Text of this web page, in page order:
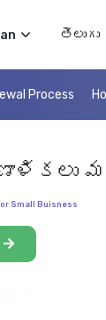
Select
Process
Small Buisness